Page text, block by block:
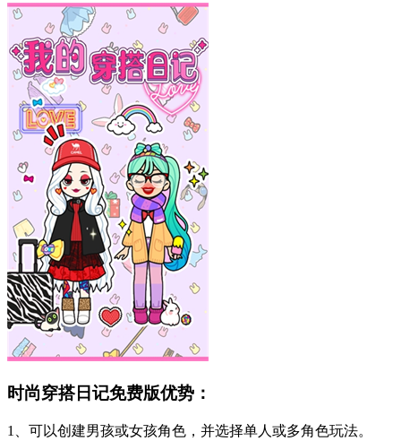
时尚穿搭日记免费版优势：
1、可以创建男孩或女孩角色，并选择单人或多角色玩法。